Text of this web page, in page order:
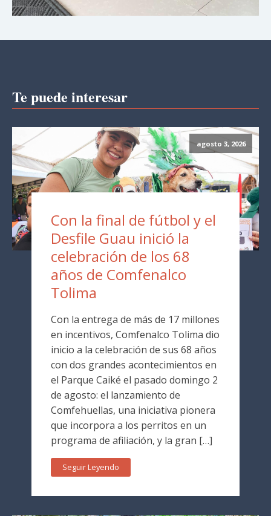
Te puede interesar
agosto 3, 2026
Con la final de fútbol y el
Desfile Guau inició la
celebración de los 68
años de Comfenalco
Tolima
Con la entrega de más de 17 millones
en incentivos, Comfenalco Tolima dio
inicio a la celebración de sus 68 años
con dos grandes acontecimientos en
el Parque Caiké el pasado domingo 2
de agosto: el lanzamiento de
Comfehuellas, una iniciativa pionera
que incorpora a los perritos en un
programa de afiliación, y la gran […]
Seguir Leyendo